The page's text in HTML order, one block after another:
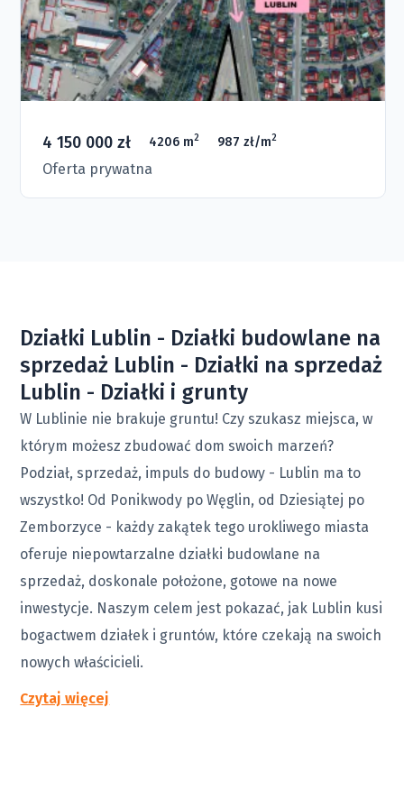
4 150 000 zł 4206 m2 987 zł/m2
Oferta prywatna
Działki Lublin - Działki budowlane na
sprzedaż Lublin - Działki na sprzedaż
Lublin - Działki i grunty
W Lublinie nie brakuje gruntu! Czy szukasz miejsca, w
którym możesz zbudować dom swoich marzeń?
Podział, sprzedaż, impuls do budowy - Lublin ma to
wszystko! Od Ponikwody po Węglin, od Dziesiątej po
Zemborzyce - każdy zakątek tego urokliwego miasta
oferuje niepowtarzalne działki budowlane na
sprzedaż, doskonale położone, gotowe na nowe
inwestycje. Naszym celem jest pokazać, jak Lublin kusi
bogactwem działek i gruntów, które czekają na swoich
nowych właścicieli.
Czytaj więcej